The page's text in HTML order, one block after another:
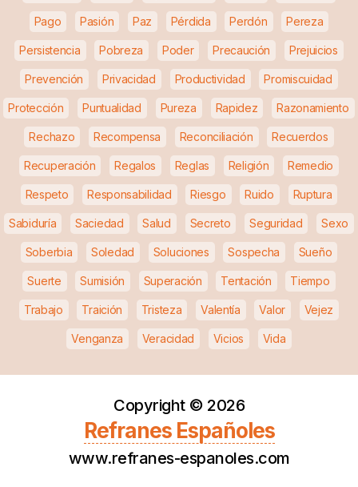
Pago Pasión Paz Pérdida Perdón Pereza
Persistencia Pobreza Poder Precaución Prejuicios
Prevención Privacidad Productividad Promiscuidad
Protección Puntualidad Pureza Rapidez Razonamiento
Rechazo Recompensa Reconciliación Recuerdos
Recuperación Regalos Reglas Religión Remedio
Respeto Responsabilidad Riesgo Ruido Ruptura
Sabiduría Saciedad Salud Secreto Seguridad Sexo
Soberbia Soledad Soluciones Sospecha Sueño
Suerte Sumisión Superación Tentación Tiempo
Trabajo Traición Tristeza Valentía Valor Vejez
Venganza Veracidad Vicios Vida
Copyright © 2026
Refranes Españoles
www.refranes-espanoles.com